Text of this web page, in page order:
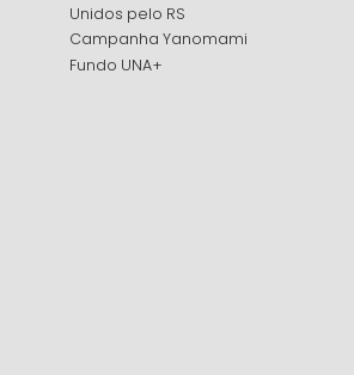
Unidos pelo RS
Campanha Yanomami
Fundo UNA+